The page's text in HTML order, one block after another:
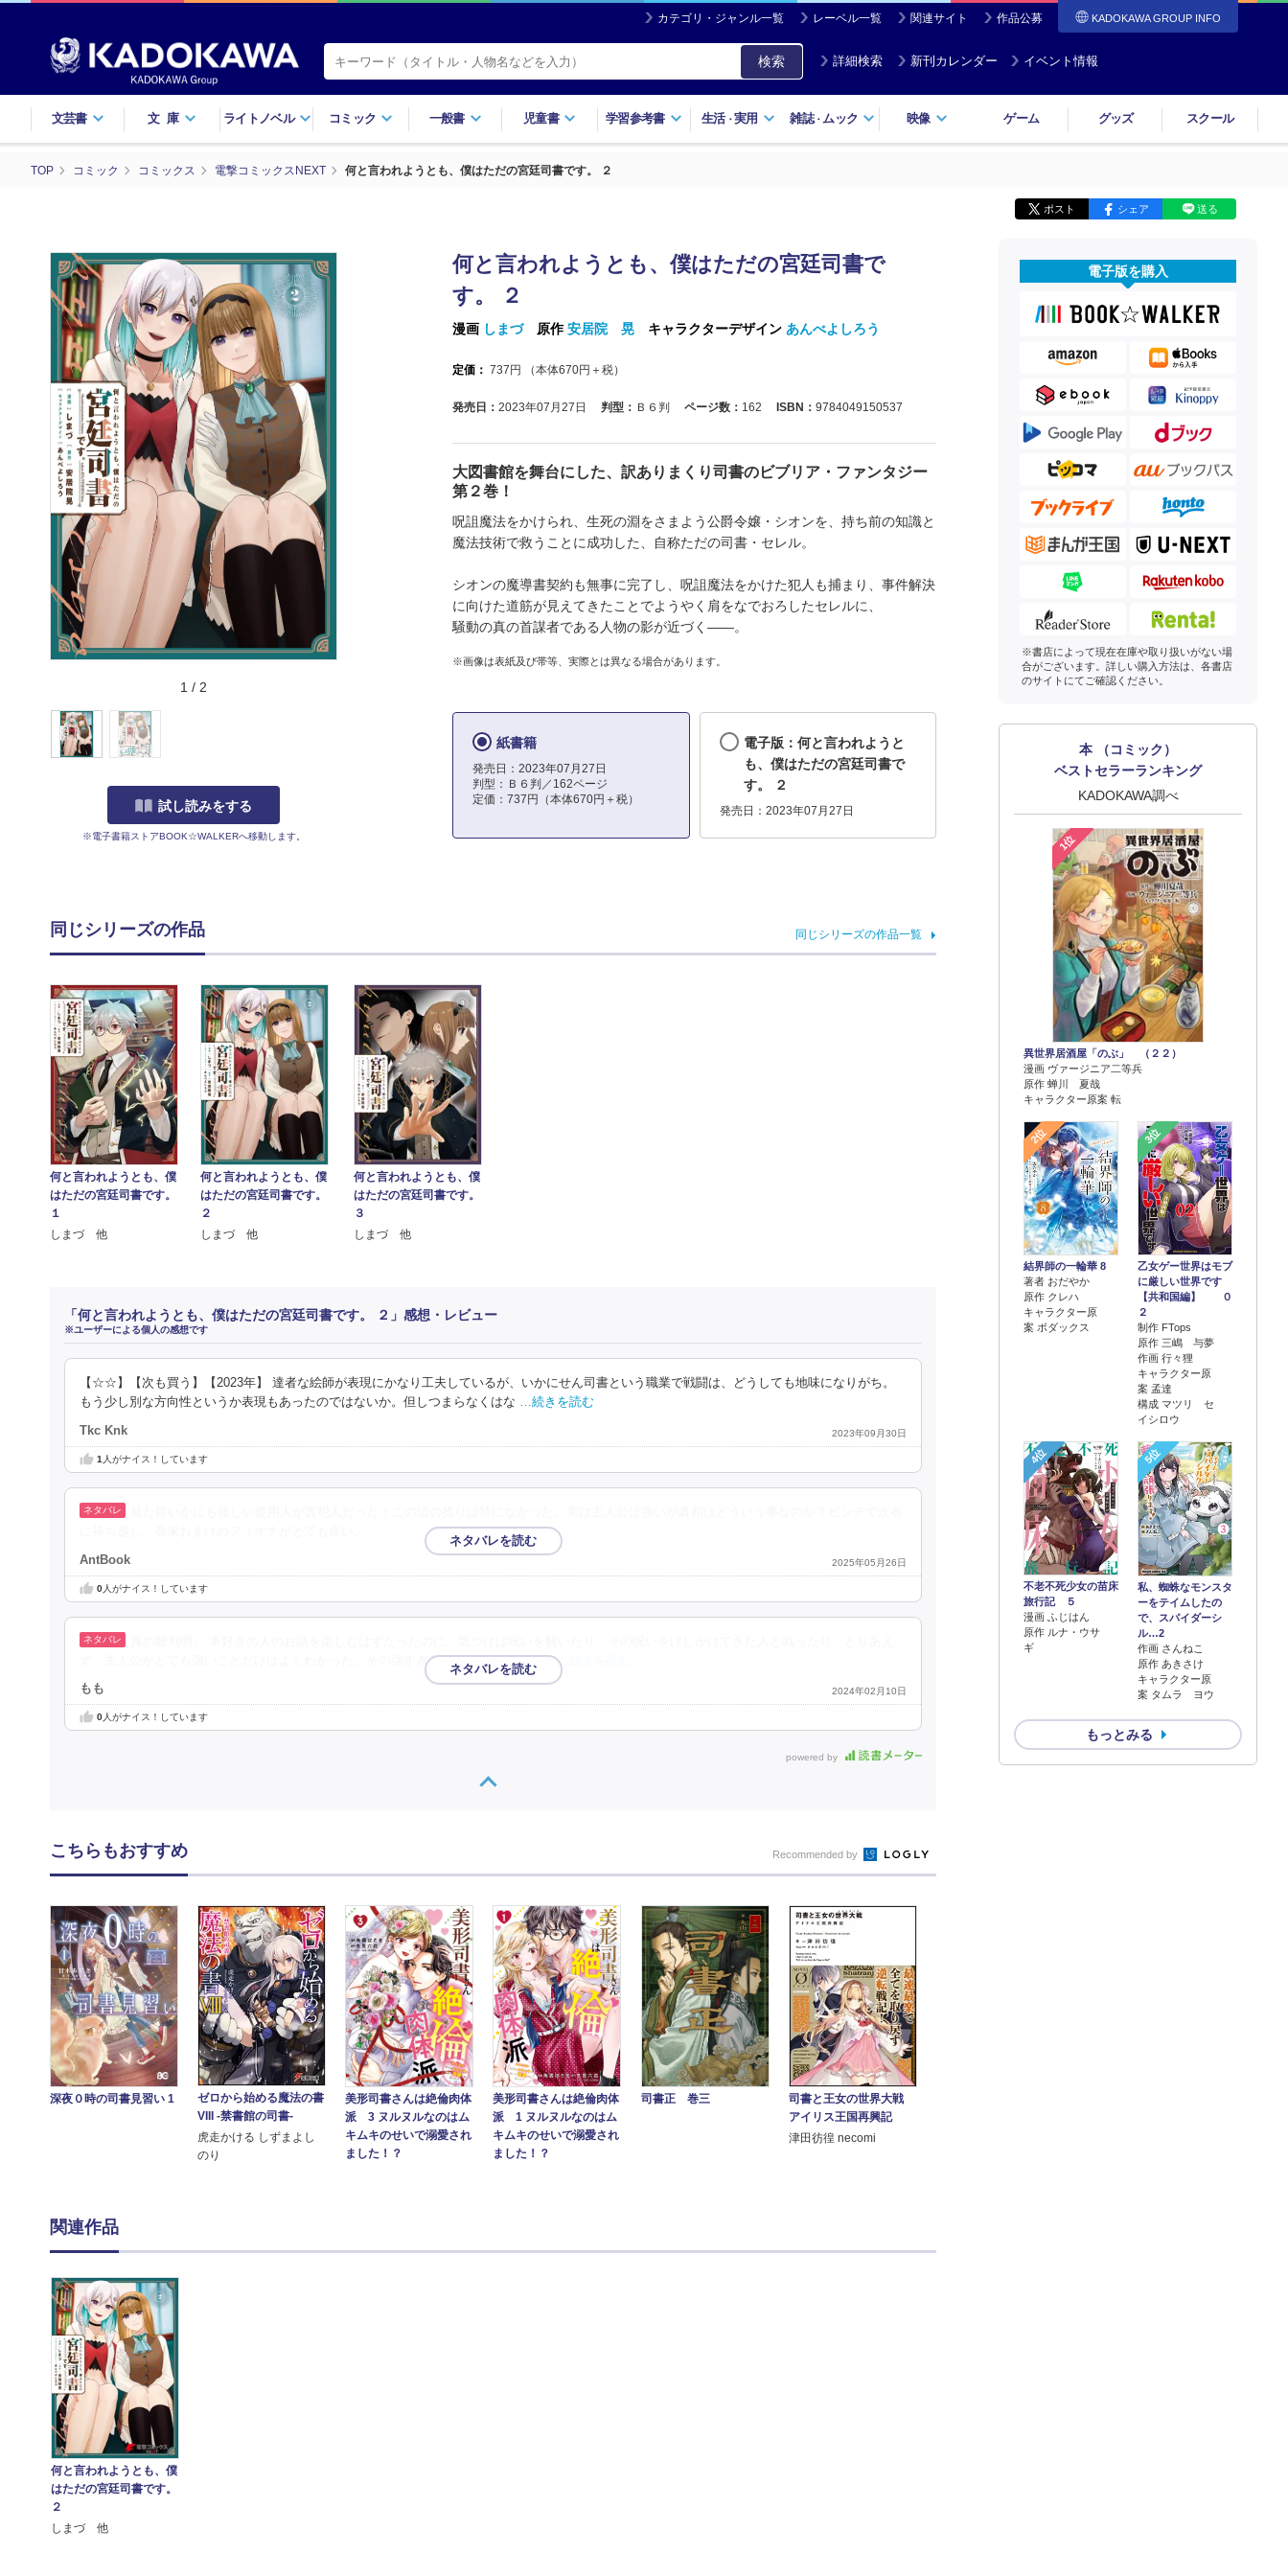
カテゴリ・ジャンル一覧 レーベル一覧 関連サイト 作品公募 KADOKAWA GROUP INFO
検索 詳細検索 新刊カレンダー イベント情報
文芸書 文庫 ライトノベル コミック 一般書 児童書 学習参考書 生活・実用 雑誌・ ムック 映像 ゲーム グッズ スクール
TOP コミック コミックス 電撃コミックスNEXT 何と言われようとも、僕はただの宮廷司書です。 ２
ポスト シェア 送る
1 / 2
試し読みをする
※電子書籍ストアBOOK☆WALKERへ移動します。
何と言われようとも、僕はただの宮廷司書で
す。 ２
漫画 しまづ 原作安居院 晃 キャラクターデザイン あんべよしろう
定価： 737 円 （本体670円＋税）
発売日： 2023年07月27日 判型： Ｂ６判 ページ数： 162 ISBN： 9784049150537
大図書館を舞台にした、訳ありまくり司書のビブリア・ファンタジー
第２巻！
呪詛魔法をかけられ、生死の淵をさまよう公爵令嬢・シオンを、持ち前の知識と
魔法技術で救うことに成功した、自称ただの司書・セレル。
シオンの魔導書契約も無事に完了し、呪詛魔法をかけた犯人も捕まり、事件解決
に向けた道筋が見えてきたことでようやく肩をなでおろしたセレルに、
騒動の真の首謀者である人物の影が近づく――。
※画像は表紙及び帯等、実際とは異なる場合があります。
紙書籍
発売日：2023年07月27日
判型：Ｂ６判／162ページ
定価：737円（本体670円＋税）
電子版：何と言われようと
も、僕はただの宮廷司書で
す。 ２
発売日：2023年07月27日
同じシリーズの作品 同じシリーズの作品一覧
何と言われようとも、僕
はただの宮廷司書です。
１
しまづ 他
何と言われようとも、僕
はただの宮廷司書です。
２
しまづ 他
何と言われようとも、僕
はただの宮廷司書です。
３
しまづ 他
「何と言われようとも、僕はただの宮廷司書です。 ２」感想・レビュー
※ユーザーによる個人の感想です
【☆☆】【次も買う】【2023年】 達者な絵師が表現にかなり工夫しているが、いかにせん司書という職業で戦闘は、どうしても地味になりがち。
もう少し別な方向性というか表現もあったのではないか。但しつまらなくはな …続きを読む
Tkc Knk 2023年09月30日
1 人がナイス！しています
AntBook 2025年05月26日
0人がナイス！しています
ず、主人公がとても強いことだけはよくわかった。その強すぎる謎はいずれ明かされ …続きを読む
もも 2024年02月10日
0人がナイス！しています
powered by
電子版を購入
※書店によって現在在庫や取り扱いがない場
合がございます。詳しい購入方法は、各書店
のサイトにてご確認ください。
本 （コミック）
ベストセラーランキング
KADOKAWA調べ
1位
異世界居酒屋「のぶ」 （２２）
漫画 ヴァージニア二等兵
原作 蝉川 夏哉
キャラクター原案 転
2位
結界師の一輪華 8
著者 おだやか
原作 クレハ
キャラクター原
案 ボダックス
3位
乙女ゲー世界はモブ
に厳しい世界です
【共和国編】 ０
２
制作 FTops
原作 三嶋 与夢
作画 行々狸
キャラクター原
案 孟達
構成 マツリ セ
イシロウ
4位
不老不死少女の苗床
旅行記 ５
漫画 ふじはん
原作 ルナ・ウサ
ギ
5位
私、蜘蛛なモンスタ
ーをテイムしたの
で、スパイダーシ
ル…2
作画 さんねこ
原作 あきさけ
キャラクター原
案 タムラ ヨウ
もっとみる
こちらもおすすめ Recommended by
深夜０時の司書見習い 1
ゼロから始める魔法の書
VIII -禁書館の司書-
虎走かける しずまよし
のり
美形司書さんは絶倫肉体
派 3 ヌルヌルなのはム
キムキのせいで溺愛され
ました！？
美形司書さんは絶倫肉体
派 1 ヌルヌルなのはム
キムキのせいで溺愛され
ました！？
司書正 巻三
司書と王女の世界大戦
アイリス王国再興記
津田彷徨 necomi
関連作品
何と言われようとも、僕
はただの宮廷司書です。
２
しまづ 他